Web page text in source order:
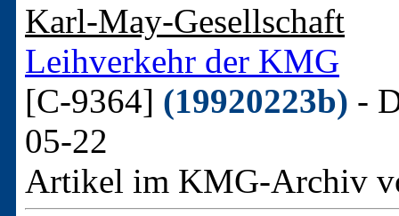
Karl-May-Gesellschaft
Leihverkehr der KMG
[C-9364] (19920223b) -
05-22
Artikel im KMG-Archiv